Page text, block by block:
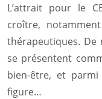
L’attrait pour le
croître,
thérapeutiques. De
se présentent
bien-être, et
figure…